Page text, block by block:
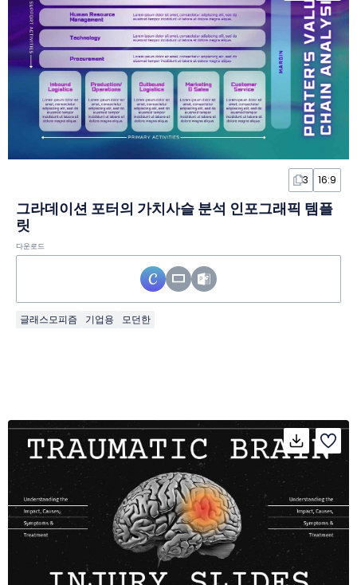
3 16:9
그라데이션 포터의 가치사슬 분석 인포그래픽 템플
릿
다운로드
글래스모피즘 기업용 모던한